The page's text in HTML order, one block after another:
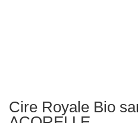
Cire Royale Bio